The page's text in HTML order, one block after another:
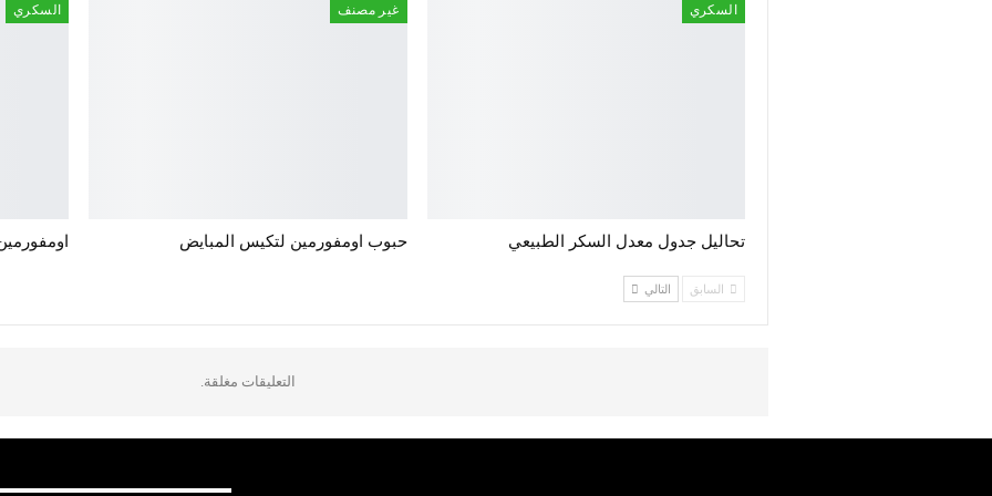
السكري
تحاليل جدول معدل السكر الطبيعي
غير مصنف
حبوب اومفورمين لتكيس المبايض
السكري
اومفورمين ٥٠٠ للتكيسات كل ما تريدين
السابق التالي
التعليقات مغلقة.